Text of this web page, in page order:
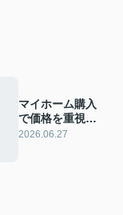
マイホーム購入
で価格を重視す
べき点は？妥協
2026.06.27